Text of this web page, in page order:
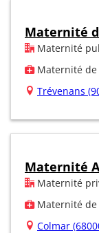
Maternité
Maternité
Maternité de
Trévenans
Maternité
Maternité
Maternité de
Colmar